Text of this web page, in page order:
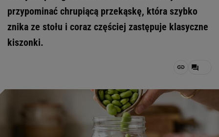
przypominać chrupiącą przekąskę, która szybko
znika ze stołu i coraz częściej zastępuje klasyczne
kiszonki.